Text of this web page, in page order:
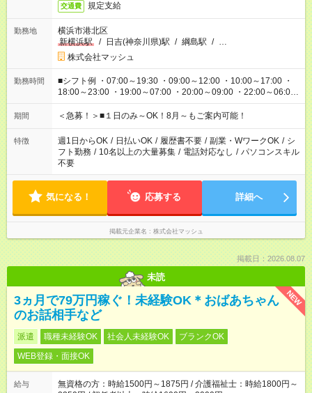
交通費 規定支給
勤務地
横浜市港北区
新横浜駅
/ 日吉(神奈川県)駅 / 綱島駅 / …
株式会社マッシュ
勤務時間
■シフト例 ・07:00～19:30 ・09:00～12:00 ・10:00～17:00 ・
18:00～23:00 ・19:00～07:00 ・20:00～09:00 ・22:00～06:00
etc ★最短で3時間で5,120円のお仕事から 15時間で2万円近く稼
げるお仕事も！ ご希望のお時間に合わせてご紹介！ ※シフトは
ください！
期間 ＜急募！＞■１日のみ～OK！8月～もご案内可能！
特徴 週1日からOK / 日払いOK / 履歴書不要 / 副業・WワークOK / シ
フト勤務 / 10名以上の大量募集 / 電話対応なし / パソコンスキル
不要
気になる！ 応募する 詳細へ
掲載元企業名 株式会社マッシュ
掲載日：2026.08.07
未読
NEW
3ヵ月で79万円稼ぐ！未経験OK＊おばあちゃん
のお話相手など
派遣 職種未経験OK 社会人未経験OK
ブランクOK
WEB登録・面接OK
給与
無資格の方：時給1500円～1875円 / 介護福祉士：時給1800円～